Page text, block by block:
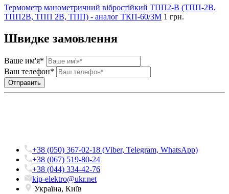
Термометр манометричний вібростійкий ТПП2-В (ТПП-2В,
ТПП2В, ТПП 2В, ТПП) - аналог ТКП-60/3М 1 грн.
Швидке замовлення
Ваше им'я*
Ваш телефон*
+38 (050) 367-02-18 (Viber, Telegram, WhatsApp)
+38 (067) 519-80-24
+38 (044) 334-42-76
kip-elektro@ukr.net
Україна, Київ